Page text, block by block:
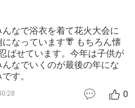
なで浴衣を着て花火大会に
なっています👘 もちろん懐
ばせています。今年は子供が
なでいくのが最後の年にな
す。
0